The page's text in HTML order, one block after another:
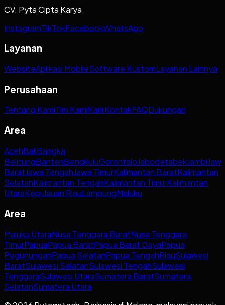
CV. Pyta Cipta Karya
InstagramTikTokFacebookWhatsApp
Layanan
WebsiteAplikasi MobileSoftware KustomLayanan Lainnya
Perusahaan
Tentang KamiTim KamiKarirKontakFAQDukungan
Area
AcehBaliBangka
BelitungBantenBengkuluGorontaloJabodetabekJambi
BaratJawa TengahJawa TimurKalimantan BaratKalimantan
SelatanKalimantan TengahKalimantan TimurKalimantan
UtaraKepulauan RiauLampungMaluku
Area
Maluku UtaraNusa Tenggara BaratNusa Tenggara
TimurPapuaPapua BaratPapua Barat DayaPapua
PegununganPapua SelatanPapua TengahRiauSulawesi
BaratSulawesi SelatanSulawesi TengahSulawesi
TenggaraSulawesi UtaraSumatera BaratSumatera
SelatanSumatera Utara